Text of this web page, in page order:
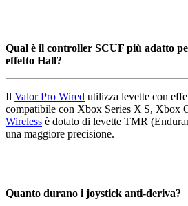
Qual è il controller SCUF più adatto
effetto Hall?
Il Valor Pro Wired utilizza levette con
compatibile con Xbox Series X|S, Xbox
Wireless è dotato di levette TMR
una maggiore precisione.
Quanto durano i joystick anti-deriva?